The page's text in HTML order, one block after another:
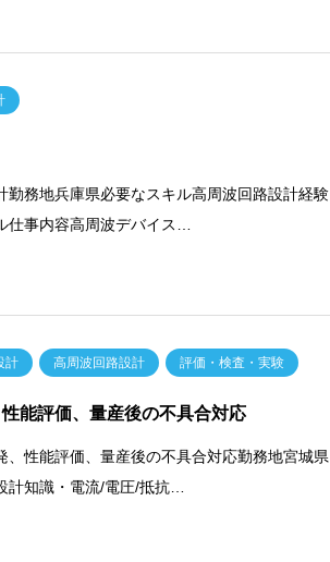
勤務地兵庫県必要なスキル高周波回路設計経験
仕事内容高周波デバイス…
計 高周波回路設計 評価・検査・実験
能評価、量産後の不具合対応
、性能評価、量産後の不具合対応勤務地宮城県
計知識・電流/電圧/抵抗…